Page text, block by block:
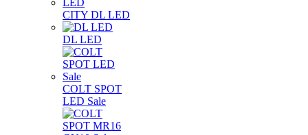
CITY DL LED
DL LED
COLT SPOT
LED Sale